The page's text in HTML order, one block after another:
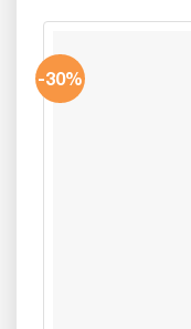
-30%